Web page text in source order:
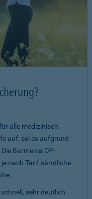
alle medizinisch
auf, sei es aufgrund
Barmenia OP-
nach Tarif sämtliche
sehr deutlich